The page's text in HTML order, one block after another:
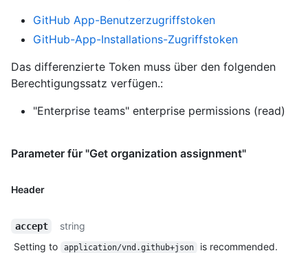
GitHub App-Benutzerzugriffstoken
GitHub-App-Installations-Zugriffstoken
Das differenzierte Token muss über den folgenden
Berechtigungssatz verfügen.:
"Enterprise teams" enterprise permissions (read)
Parameter für "Get organization assignment"
Header
accept
string
Setting to
application/vnd.github+json is recommended.